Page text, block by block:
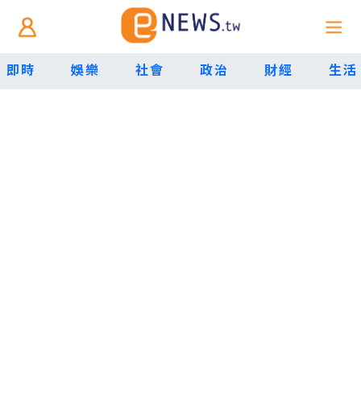
即時 娛樂 社會 政治 財經 生活